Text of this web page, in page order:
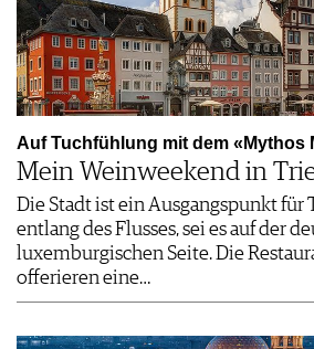
Auf Tuchfühlung mit dem «Mythos
Mein Weinweekend in
Die Stadt ist ein Ausgangspunkt für
entlang des Flusses, sei es auf der
luxemburgischen Seite. Die
offerieren eine…